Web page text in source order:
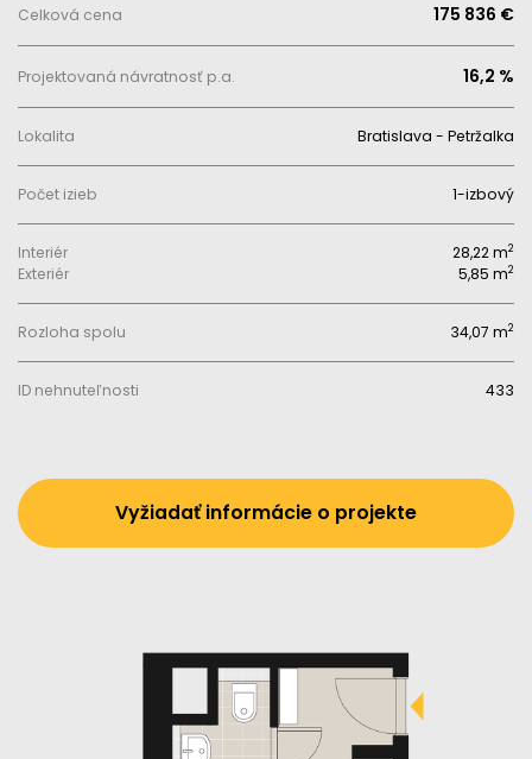
Celková cena 175 836 €
Projektovaná návratnosť p.a. 16,2 %
Lokalita Bratislava - Petržalka
Počet izieb 1-izbový
Interiér 28,22 m2
Exteriér 5,85 m2
Rozloha spolu 34,07 m2
ID nehnuteľnosti 433
Vyžiadať informácie o projekte